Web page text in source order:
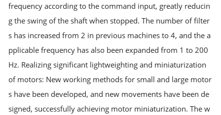
frequency according to the command input, greatly reducin
g the swing of the shaft when stopped. The number of filter
s has increased from 2 in previous machines to 4, and the a
pplicable frequency has also been expanded from 1 to 200
Hz. Realizing significant lightweighting and miniaturization
of motors: New working methods for small and large motor
s have been developed, and new movements have been de
signed, successfully achieving motor miniaturization. The w